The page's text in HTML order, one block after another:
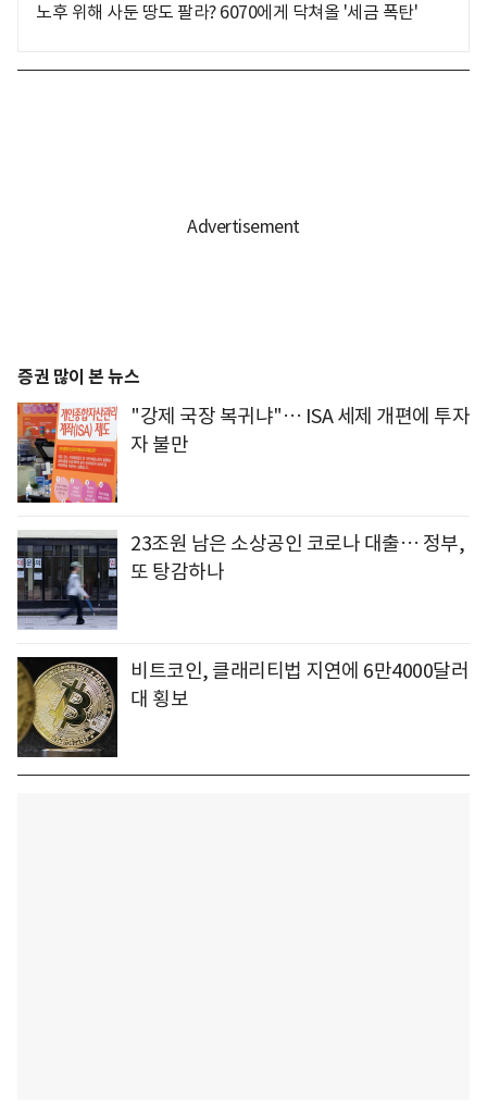
노후 위해 사둔 땅도 팔라? 6070에게 닥쳐올 '세금 폭탄'
증권 많이 본 뉴스
"강제 국장 복귀냐"… ISA 세제 개편에 투자
자 불만
23조원 남은 소상공인 코로나 대출… 정부,
또 탕감하나
비트코인, 클래리티법 지연에 6만4000달러
대 횡보